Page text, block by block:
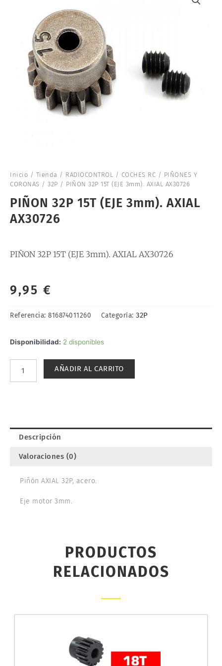
Inicio / Tienda / RADIOCONTROL / COCHES RC / PIÑONES Y
CORONAS / 32P / PIÑON 32P 15T (EJE 3mm). AXIAL AX30726
PIÑON 32P 15T (EJE 3mm). AXIAL
AX30726
PIÑON 32P 15T (EJE 3mm). AXIAL AX30726
9,95 €
Referencia: 816874011260 Categoría: 32P
Disponibilidad: 2 disponibles
PIÑON
(EJE
AÑADIR AL CARRITO
Descripción
Valoraciones (0)
Piñón AXIAL 32P, acero.
Eje motor 3mm.
PRODUCTOS
RELACIONADOS